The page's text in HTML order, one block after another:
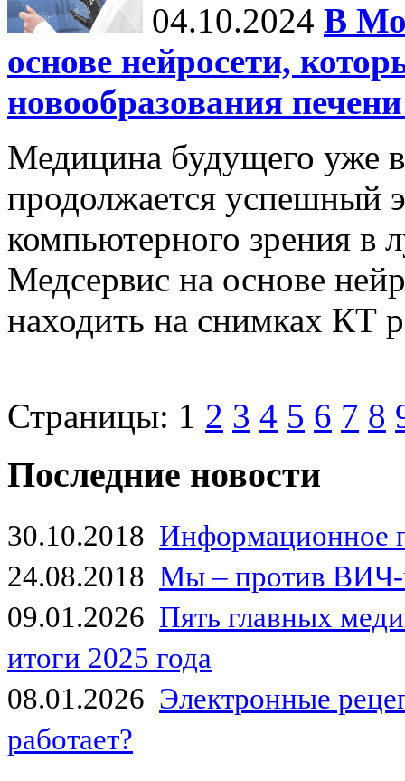
04.10.2024 В
основе нейросети,
новообразования
Медицина будущего уже
продолжается успешный
компьютерного зрения в
Медсервис на основе
находить на снимках КТ
Страницы: 1 2 3 4 5 6 7 8
Последние новости
30.10.2018 Информационное
24.08.2018 Мы – против
09.01.2026 Пять главных
итоги 2025 года
08.01.2026 Электронные
работает?